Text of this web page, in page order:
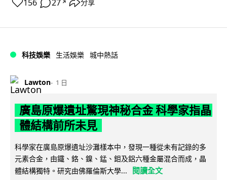
156 27 ↗ 分享
科技娛樂 生活娛樂 城中熱話
Lawton 1 日
廣島原爆遺址驚現神秘合金 科學家指晶
體結構前所未見
科學家在廣島原爆遺址沙灘樣本中，發現一種從未有記錄的多
元素合金，由鐵、鉻、鎳、錳、鉬及鋁六種金屬混合而成，晶
體結構獨特。研究由佛羅倫斯大學...
閱讀全文